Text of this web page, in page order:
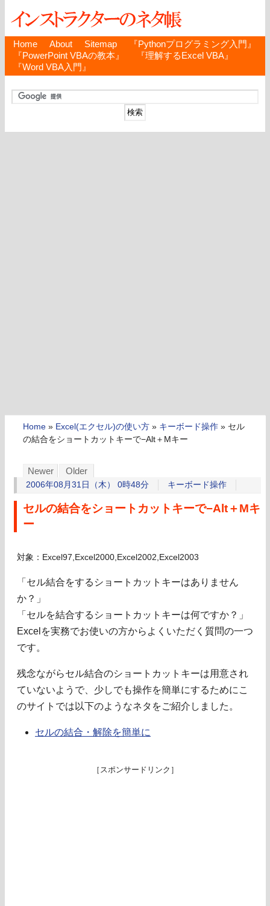
Home About Sitemap
『Pythonプログラミング入門』
『PowerPoint VBAの教本』
『理解するExcel VBA』
『Word VBA入門』
Home » Excel(エクセル)の使い方 » キーボード操作 » セル
の結合をショートカットキーで−Alt＋Mキー
Newer Older
2006年08月31日（木） 0時48分 キーボード操作
セルの結合をショートカットキーで−Alt＋Mキ
ー
対象：Excel97,Excel2000,Excel2002,Excel2003
「セル結合をするショートカットキーはありません
か？」
「セルを結合するショートカットキーは何ですか？」
Excelを実務でお使いの方からよくいただく質問の一つ
です。
残念ながらセル結合のショートカットキーは用意され
ていないようで、少しでも操作を簡単にするためにこ
のサイトでは以下のようなネタをご紹介しました。
セルの結合・解除を簡単に
［スポンサードリンク］